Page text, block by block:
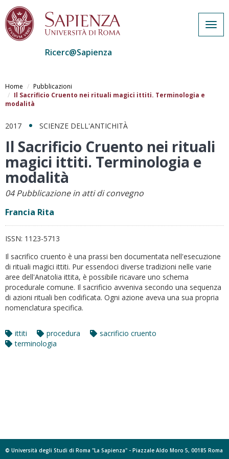
al
contenuto
principale
Ricerc@Sapienza
Home
Pubblicazioni
Il Sacrificio Cruento nei rituali magici ittiti. Terminologia e
modalità
2017 SCIENZE DELL'ANTICHITÀ
Il Sacrificio Cruento nei rituali
magici ittiti. Terminologia e
modalità
04 Pubblicazione in atti di convegno
Francia Rita
ISSN: 1123-5713
Il sacrifico cruento è una prassi ben documentata nell'esecuzione
di rituali magici ittiti. Pur essendoci diverse tradizioni nelle varie
aree dell'Anatolia ittita, è possibile ricavare uno schema
procedurale comune. Il sacrificio avveniva secondo una sequenza
di azioni rituali ben codificata. Ogni azione aveva una sua propria
nomenclatura specifica.
ittiti procedura
sacrificio cruento
terminologia
© Università degli Studi di Roma "La Sapienza" - Piazzale Aldo Moro 5, 00185 Roma